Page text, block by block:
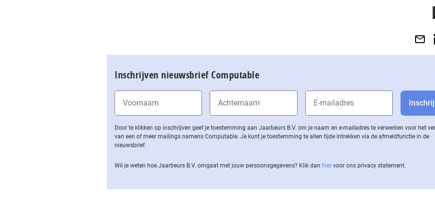
Inschrijven nieuwsbrief Computable
Door te klikken op inschrijven geef je toestemming aan Jaarbeurs B.V. om je naam en e-mailadres te verwerken voor het
van een of meer mailings namens Computable. Je kunt je toestemming te allen tijde intrekken via de af­meld­func­tie in de
nieuwsbrief.
Wil je weten hoe Jaarbeurs B.V. omgaat met jouw per­soons­ge­ge­vens? Klik dan hier voor ons privacy statement.